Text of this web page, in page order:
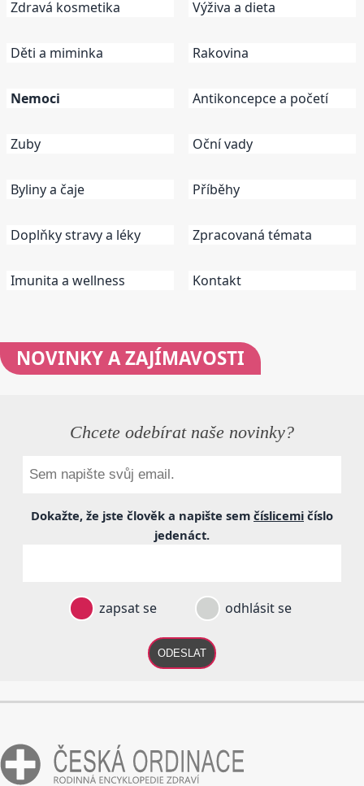
Zdravá kosmetika
Děti a miminka
Nemoci
Zuby
Byliny a čaje
Doplňky stravy a léky
Imunita a wellness
Výživa a dieta
Rakovina
Antikoncepce a početí
Oční vady
Příběhy
Zpracovaná témata
Kontakt
NOVINKYA ZAJÍMAVOSTI
Chcete odebírat naše novinky?
Dokažte, že jste člověk a napište sem číslicemi číslo
jedenáct.
zapsat se odhlásit se
ODESLAT